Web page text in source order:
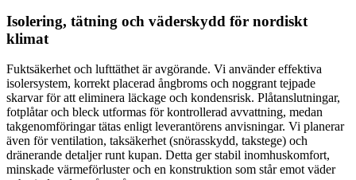
Isolering, tätning och väderskydd för nordiskt
klimat
Fuktsäkerhet och lufttäthet är avgörande. Vi använder effektiva
isolersystem, korrekt placerad ångbroms och noggrant tejpade
skarvar för att eliminera läckage och kondensrisk. Plåtanslutningar,
fotplåtar och bleck utformas för kontrollerad avvattning, medan
takgenomföringar tätas enligt leverantörens anvisningar. Vi planerar
även för ventilation, taksäkerhet (snörasskydd, takstege) och
dränerande detaljer runt kupan. Detta ger stabil inomhuskomfort,
minskade värmeförluster och en konstruktion som står emot väder